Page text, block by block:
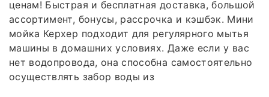
ценам! Быстрая и бесплатная доставка, большой
ассортимент, бонусы, рассрочка и кэшбэк. Мини
мойка Керхер подходит для регулярного мытья
машины в домашних условиях. Даже если у вас
нет водопровода, она способна самостоятельно
осуществлять забор воды из